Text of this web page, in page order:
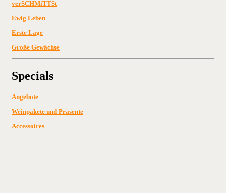
verSCHMiTTSt
Ewig Leben
Erste Lage
Große Gewächse
Specials
Angebote
Weinpakete und Präsente
Accessoires